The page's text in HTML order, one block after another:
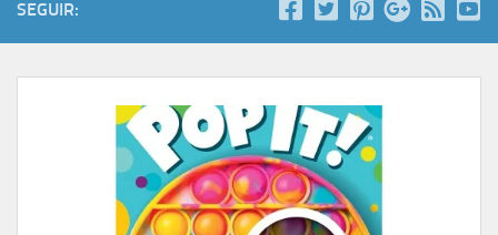
SEGUIR: